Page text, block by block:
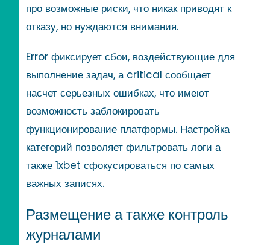
про возможные риски, что никак приводят к
отказу, но нуждаются внимания.
Error фиксирует сбои, воздействующие для
выполнение задач, а critical сообщает
насчет серьезных ошибках, что имеют
возможность заблокировать
функционирование платформы. Настройка
категорий позволяет фильтровать логи а
также 1xbet сфокусироваться по самых
важных записях.
Размещение а также контроль
журналами